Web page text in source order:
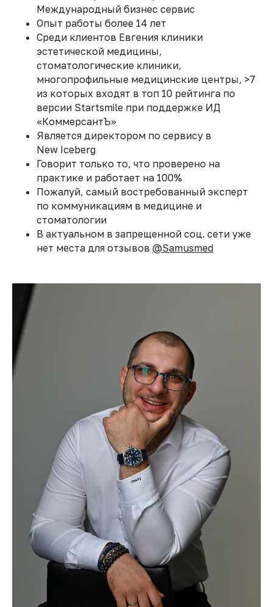
Международный бизнес сервис
Опыт работы более 14 лет
Среди клиентов Евгения клиники
эстетической медицины,
стоматологические клиники,
многопрофильные медицинские центры, >7
из которых входят в топ 10 рейтинга по
версии Startsmile при поддержке ИД
«КоммерсантЪ»
Является директором по сервису в
New Iceberg
Говорит только то, что проверено на
практике и работает на 100%
Пожалуй, самый востребованный эксперт
по коммуникациям в медицине и
стоматологии
В актуальном в запрещенной соц. сети уже
нет места для отзывов @Samusmed
ПРИНЯТЬ УЧАСТИЕ
РЕЗУЛЬТАТ
196084, Россия, г. Санкт-Петербург, Киевская ул.,
Политика конфиденциальности
W: samus-co.ru
E: hi@samus-co.ru
P: +7 909 993-77-75
ЗАКАЗАТЬ ЗВОНОК
Публичная оферта
Пользовательское соглашение